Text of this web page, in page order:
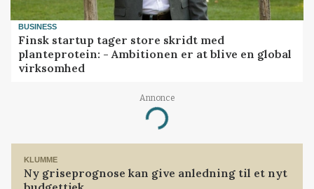
BUSINESS
Finsk startup tager store skridt med
planteprotein: - Ambitionen er at blive en global
virksomhed
Annonce
Loading...
KLUMME
Ny griseprognose kan give anledning til et nyt